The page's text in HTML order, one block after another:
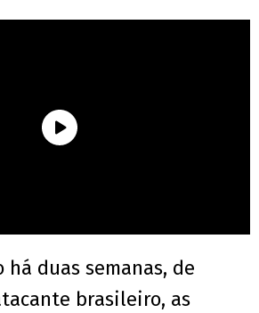
há duas semanas, de
brasileiro, as